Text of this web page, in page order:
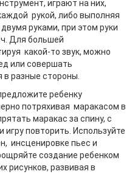
играют на них,
рукой, либо выполняя
руками, при этом руки
Для большей
какой-то звук, можно
или совершать
разные стороны.
ребенку
потряхивая маракасом в
маракас за спину, с
повторить. Используйте
инсценировке пьес и
создание ребенком
рисунков, развивая в